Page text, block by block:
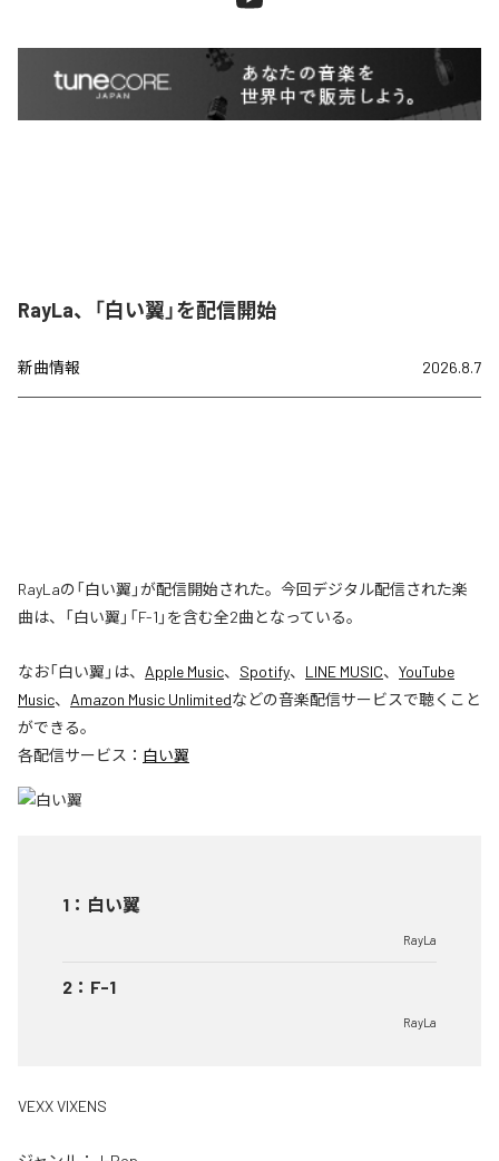
RayLa、「白い翼」を配信開始
新曲情報 2026.8.7
RayLaの「白い翼」が配信開始された。今回デジタル配信された楽
曲は、「白い翼」「F-1」を含む全2曲となっている。
なお「白い翼 」は、 Apple Music、 Spotify、 LINE MUSIC、 YouTube
Music、 Amazon Music Unlimitedなどの音楽配信サービスで聴くこと
ができる。
各配信サービス： 白い翼
1 ： 白い翼
RayLa
2 ： F-1
RayLa
VEXX VIXENS